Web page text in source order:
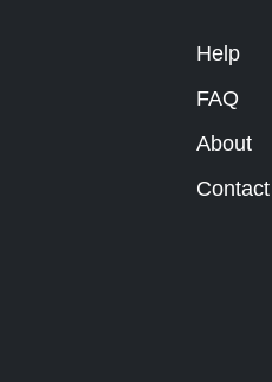
Help
FAQ
About
Contact